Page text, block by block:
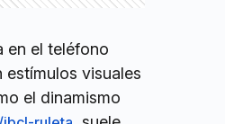
en el teléfono
estímulos visuales
el dinamismo